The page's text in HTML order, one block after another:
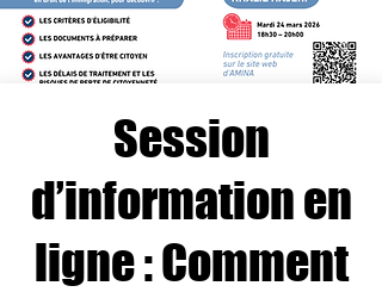
Session
d’information en
ligne : Comment